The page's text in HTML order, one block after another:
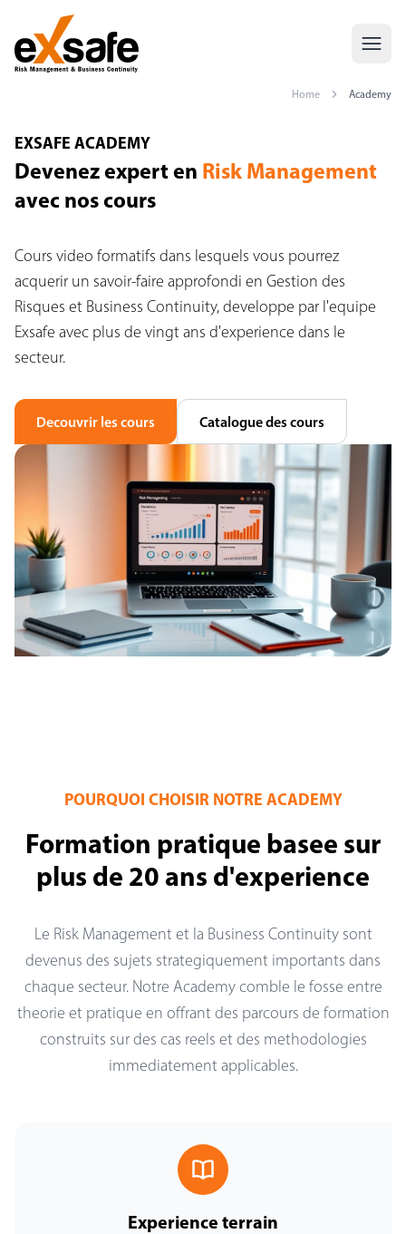
Home Academy
academy.seoH1
EXSAFE ACADEMY
Devenez expert en Risk Management
avec nos cours
Cours video formatifs dans lesquels vous pourrez
acquerir un savoir-faire approfondi en Gestion des
Risques et Business Continuity, developpe par l'equipe
Exsafe avec plus de vingt ans d'experience dans le
secteur.
Decouvrir les cours Catalogue des cours
POURQUOI CHOISIR NOTRE ACADEMY
Formation pratique basee sur
plus de 20 ans d'experience
Le Risk Management et la Business Continuity sont
devenus des sujets strategiquement importants dans
chaque secteur. Notre Academy comble le fosse entre
theorie et pratique en offrant des parcours de formation
construits sur des cas reels et des methodologies
immediatement applicables.
Experience terrain